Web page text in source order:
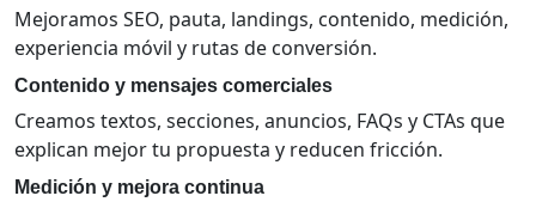
Mejoramos SEO, pauta, landings, contenido, medición,
experiencia móvil y rutas de conversión.
Contenido y mensajes comerciales
Creamos textos, secciones, anuncios, FAQs y CTAs que
explican mejor tu propuesta y reducen fricción.
Medición y mejora continua